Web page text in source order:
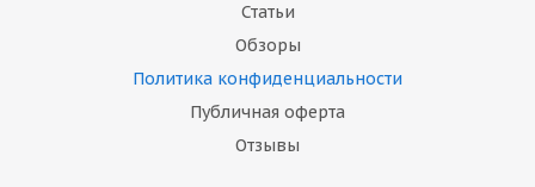
Статьи
Обзоры
Политика конфиденциальности
Публичная оферта
Отзывы